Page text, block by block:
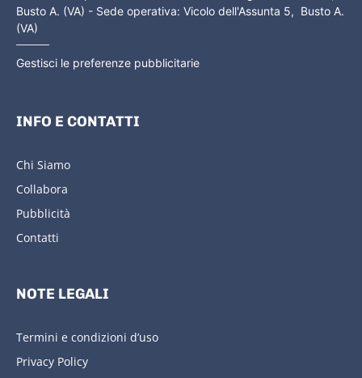
Busto A. (VA) - Sede operativa: Vicolo dell'Assunta 5, Busto A.
(VA)
Gestisci le preferenze pubblicitarie
INFO E CONTATTI
Chi Siamo
Collabora
Pubblicità
Contatti
NOTE LEGALI
Termini e condizioni d’uso
Privacy Policy